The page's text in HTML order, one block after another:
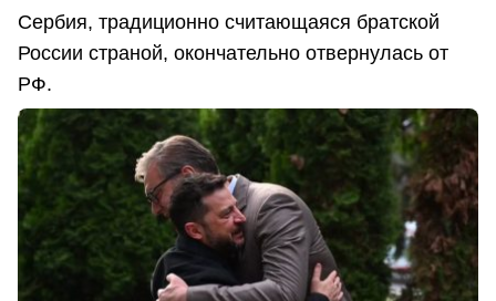
Сербия, традиционно считающаяся братской
России страной, окончательно отвернулась от
РФ.